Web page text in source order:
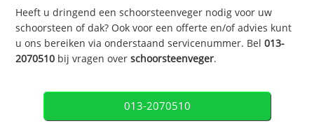
Heeft u dringend een schoorsteenveger nodig voor uw
schoorsteen of dak? Ook voor een offerte en/of advies kunt
u ons bereiken via onderstaand servicenummer. Bel013-
2070510 bij vragen overschoorsteenveger.
013-2070510